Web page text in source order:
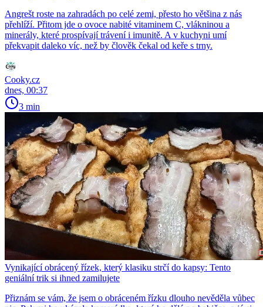
Angrešt roste na zahradách po celé zemi, přesto ho většina z nás
přehlíží. Přitom jde o ovoce nabité vitaminem C, vlákninou a
minerály, které prospívají trávení i imunitě. A v kuchyni umí
překvapit daleko víc, než by člověk čekal od keře s trny.
Cooky.cz
dnes, 00:37
3 min
Vynikající obrácený řízek, který klasiku strčí do kapsy: Tento
geniální trik si ihned zamilujete
Přiznám se vám, že jsem o obráceném řízku dlouho nevěděla vůbec